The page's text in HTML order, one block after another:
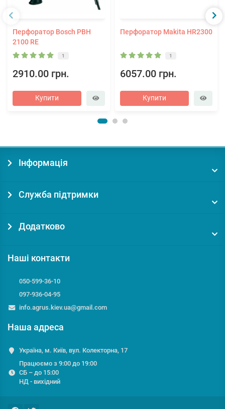
Перфоратор Bosch PBH
2100 RE
1
2910.00 грн.
Купити
Перфоратор Makita HR2300
1
6057.00 грн.
Купити
Інформація
Служба підтримки
Додатково
Наші контакти
050-599-36-10
097-936-04-95
info.agrus.kiev.ua@gmail.com
Наша адреса
Україна, м. Київ, вул. Колекторна, 17
Працюємо з 9:00 до 19:00
СБ – до 15:00
НД - вихідний